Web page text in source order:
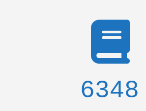
6900